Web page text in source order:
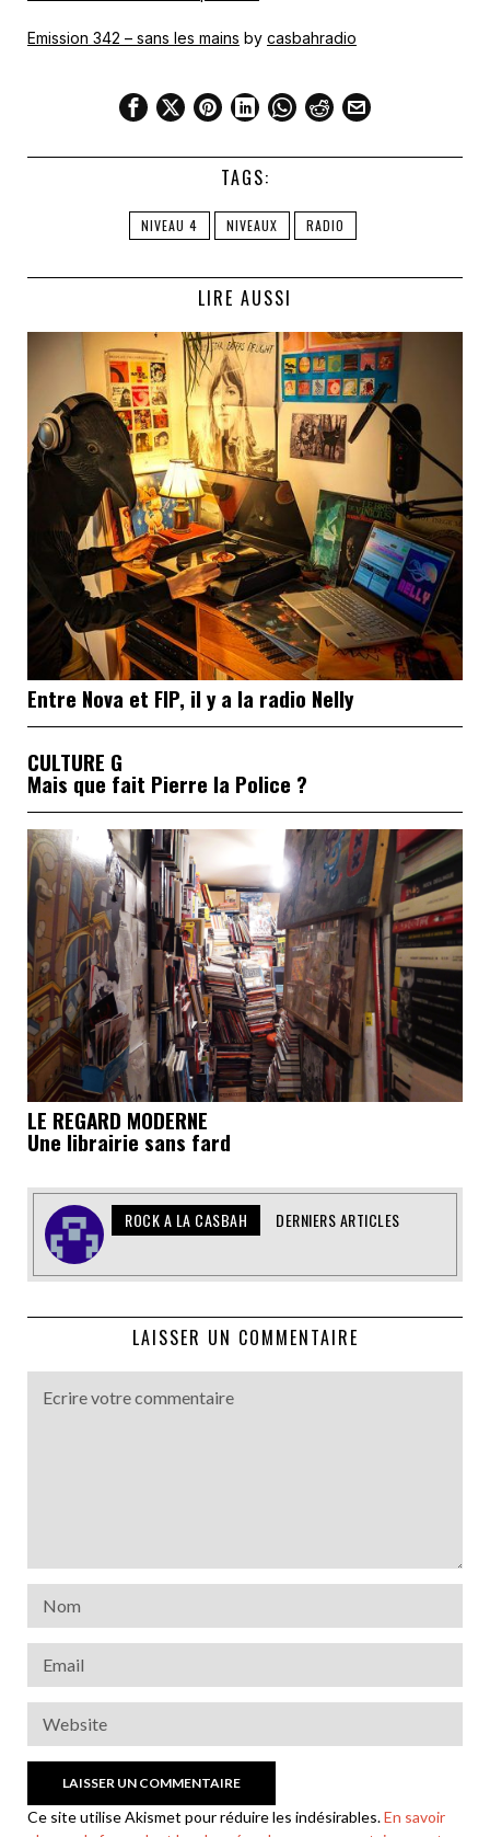
Emission 342 – sans les mains by casbahradio
TAGS:
NIVEAU 4 NIVEAUX RADIO
LIRE AUSSI
Entre Nova et FIP, il y a la radio Nelly
CULTURE G
Mais que fait Pierre la Police ?
LE REGARD MODERNE
Une librairie sans fard
ROCK A LA CASBAH DERNIERS ARTICLES
LAISSER UN COMMENTAIRE
Ce site utilise Akismet pour réduire les indésirables.En savoir